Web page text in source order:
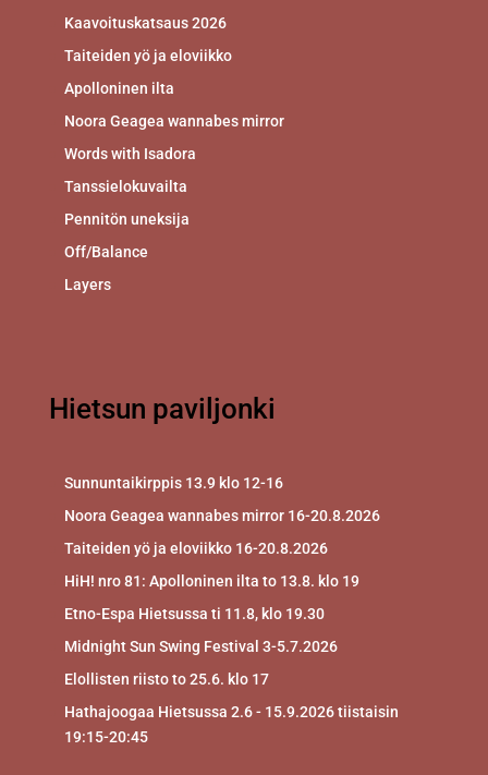
Kaavoituskatsaus 2026
Taiteiden yö ja eloviikko
Apolloninen ilta
Noora Geagea wannabes mirror
Words with Isadora
Tanssielokuvailta
Pennitön uneksija
Off/Balance
Layers
Hietsun paviljonki
Sunnuntaikirppis 13.9 klo 12-16
Noora Geagea wannabes mirror 16-20.8.2026
Taiteiden yö ja eloviikko 16-20.8.2026
HiH! nro 81: Apolloninen ilta to 13.8. klo 19
Etno-Espa Hietsussa ti 11.8, klo 19.30
Midnight Sun Swing Festival 3-5.7.2026
Elollisten riisto to 25.6. klo 17
Hathajoogaa Hietsussa 2.6 - 15.9.2026 tiistaisin
19:15-20:45